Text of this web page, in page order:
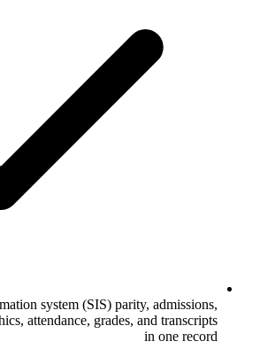
system (SIS) parity, admissions,
attendance, grades, and transcripts
in one record